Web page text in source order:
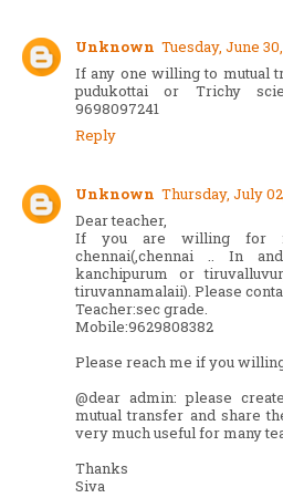
Unknown Tuesday, June
If any one willing to mutual
pudukottai or Trichy
9698097241
Reply
Unknown Thursday, July
Dear teacher,
If you are willing for
chennai(,chennai .. In
kanchipurum or
tiruvannamalaii). Please
Teacher:sec grade.
Mobile:9629808382
Please reach me if you
@dear admin: please
mutual transfer and share
very much useful for many
Thanks
Siva